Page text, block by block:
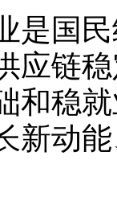
国民
应链
和稳
新动